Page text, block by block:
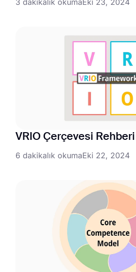
3 dakikalık okumaEki 23, 2024
VRIO Çerçevesi Rehberi
6 dakikalık okumaEki 22, 2024